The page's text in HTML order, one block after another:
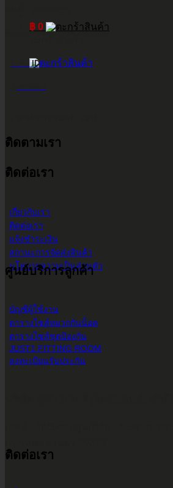
฿ 0
INFO@2POWERTHAILAND.COM
LINE ID
9.00 น. - 17.30 น.
ติดตามเรา
ติดต่อเรา
เกี่ยวกับเรา
ติดต่อเรา
แจ้งชำระเงิน
สถานะการจัดส่งสินค้า
นโยบายความเป็นส่วนตัว
ศูนย์บริการลูกค้า
บัญชีผู้ใช้งาน
ตารางไซส์หมวกกันน็อค
ตารางไซส์ชุดป้องกัน
JUST1 FITTING ROOM
ลงทะเบียนรับประกัน
ติดต่อเรา